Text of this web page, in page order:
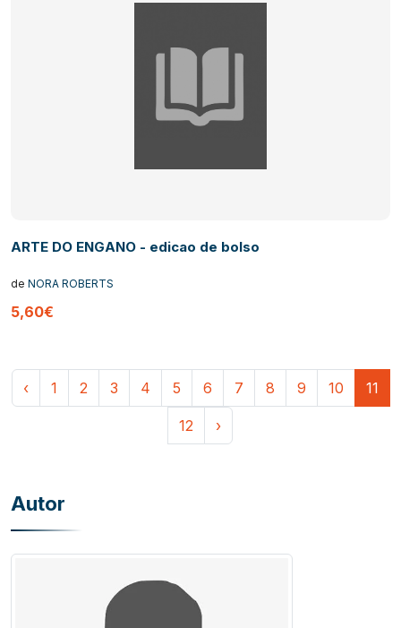
Autor
ARTE DO ENGANO - edicao de bolso
de NORA ROBERTS
5,60€
‹ 1 2 3 4 5 6 7 8 9 10 11
12 ›